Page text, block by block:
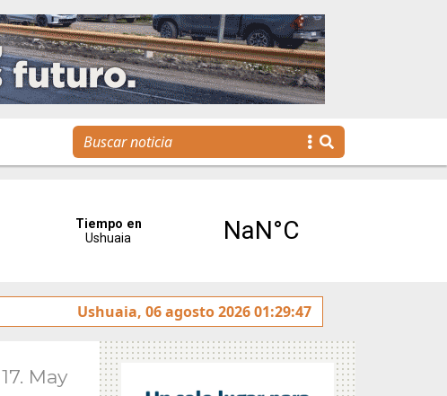
los jóvenes llegan a la gestión pública a través de una
Ushuaia, 06 agosto 2026 01:29:47
May